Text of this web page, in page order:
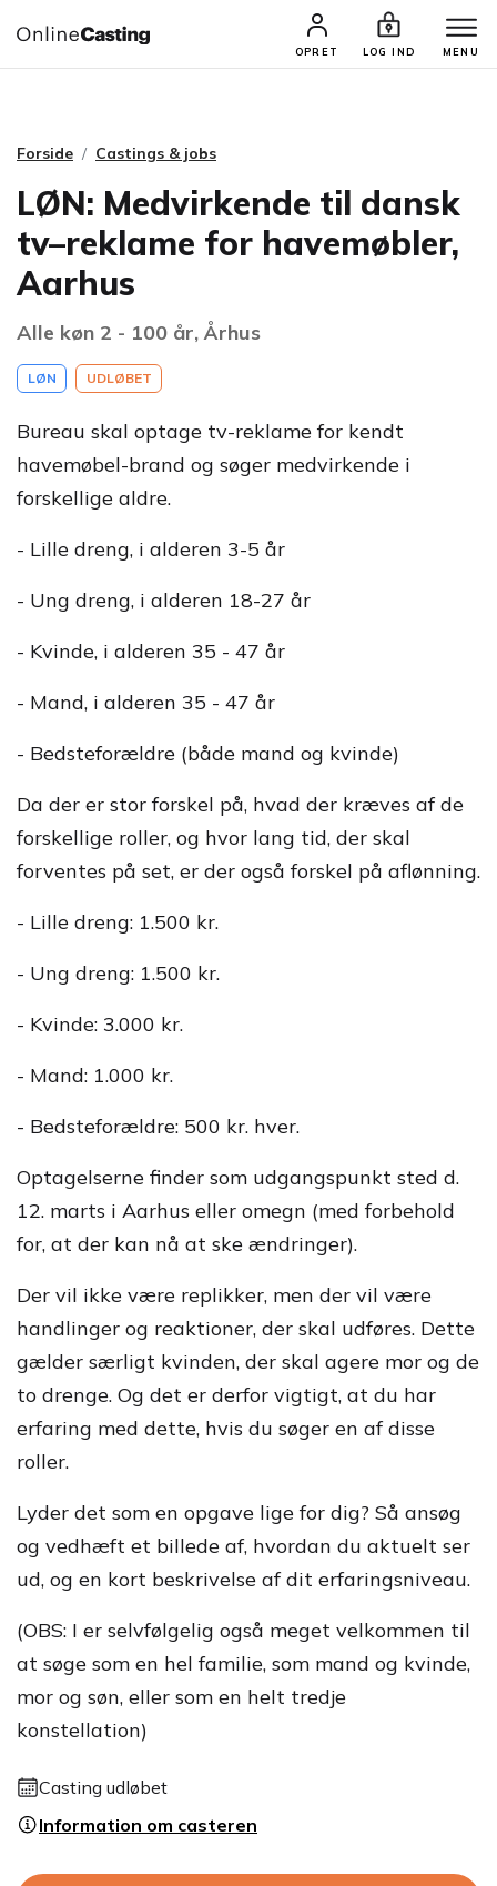
OPRET LOG IND MENU
CASTINGS & JOBS SØG PROFIL
Forside Castings & jobs
LØN: Medvirkende til dansk
tv–reklame for havemøbler,
Aarhus
Alle køn 2 - 100 år, Århus
LØN UDLØBET
Bureau skal optage tv-reklame for kendt
havemøbel-brand og søger medvirkende i
forskellige aldre.
- Lille dreng, i alderen 3-5 år
- Ung dreng, i alderen 18-27 år
- Kvinde, i alderen 35 - 47 år
- Mand, i alderen 35 - 47 år
- Bedsteforældre (både mand og kvinde)
Da der er stor forskel på, hvad der kræves af de
forskellige roller, og hvor lang tid, der skal
forventes på set, er der også forskel på aflønning.
- Lille dreng: 1.500 kr.
- Ung dreng: 1.500 kr.
- Kvinde: 3.000 kr.
- Mand: 1.000 kr.
- Bedsteforældre: 500 kr. hver.
Optagelserne finder som udgangspunkt sted d.
12. marts i Aarhus eller omegn (med forbehold
for, at der kan nå at ske ændringer).
Der vil ikke være replikker, men der vil være
handlinger og reaktioner, der skal udføres. Dette
gælder særligt kvinden, der skal agere mor og de
to drenge. Og det er derfor vigtigt, at du har
erfaring med dette, hvis du søger en af disse
roller.
Lyder det som en opgave lige for dig? Så ansøg
og vedhæft et billede af, hvordan du aktuelt ser
ud, og en kort beskrivelse af dit erfaringsniveau.
(OBS: I er selvfølgelig også meget velkommen til
at søge som en hel familie, som mand og kvinde,
mor og søn, eller som en helt tredje
konstellation)
Casting udløbet
Information om casteren